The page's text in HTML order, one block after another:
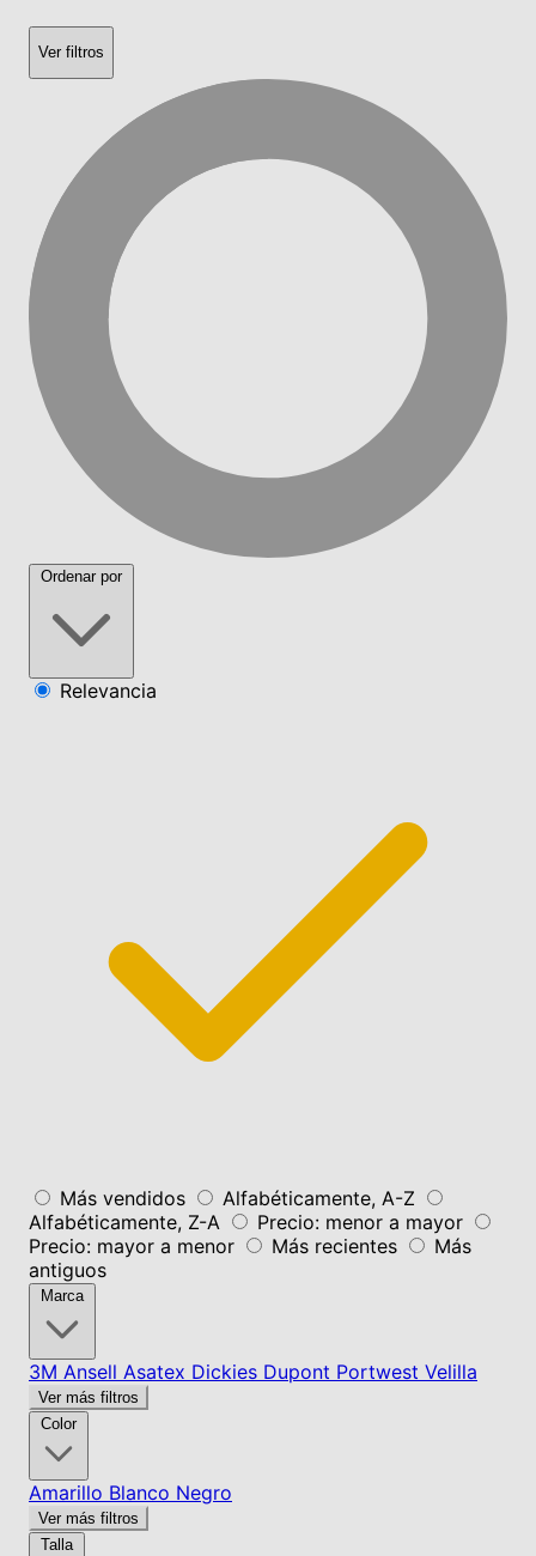
Ver filtros
Ordenar por
Relevancia
Más vendidos
Alfabéticamente, A-Z
Alfabéticamente, Z-A
Precio: menor a mayor
Precio: mayor a menor
Más recientes
Más
antiguos
Marca
3M Ansell Asatex Dickies Dupont Portwest Velilla
Ver más filtros
Color
Amarillo Blanco Negro
Ver más filtros
Talla